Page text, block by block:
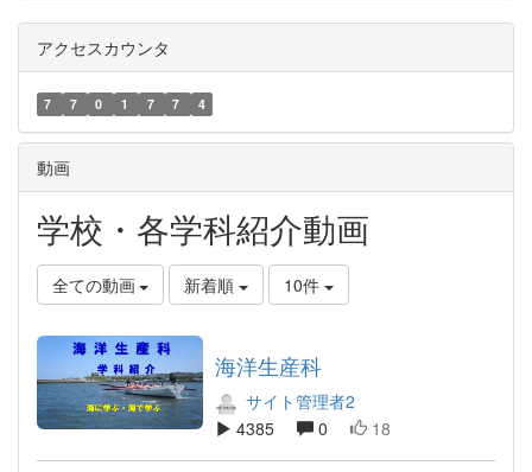
アクセスカウンタ
7 7 0 1 7 7 4
動画
学校・各学科紹介動画
全ての動画 新着順 10件
海洋生産科
サイト管理者2
4385
0 18